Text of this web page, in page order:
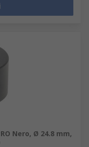
Nero, Ø 24.8 mm,